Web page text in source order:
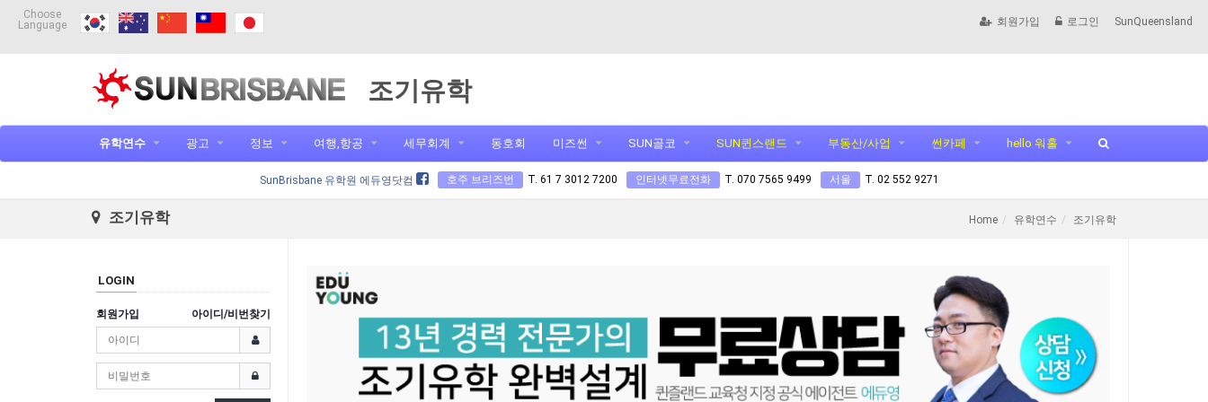
Choose
Language
회원가입 로그인 SunQueensland
조기유학
유학연수 광고 정보 여행,항공 세무회계 동호회 미즈썬 SUN골코 SUN퀸스랜드 부동산/사업 썬카페 hello 워홀
SunBrisbane 유학원 에듀영닷컴 호주 브리즈번 T. 61 7 3012 7200 인터넷무료전화 T. 070 7565 9499 서울 T. 02 552 9271
조기유학 Home 유학연수 조기유학
LOGIN
회원가입 아이디/비번찾기